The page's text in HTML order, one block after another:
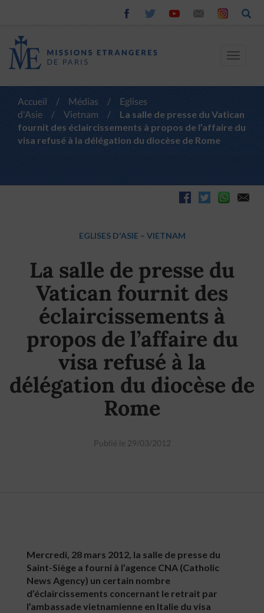
Toggle
Accueil / Médias /
Eglises
d'Asie
/ Vietnam /
La salle de presse du Vatican
fournit des éclaircissements à propos de l’affaire du
visa refusé à la délégation du diocèse de Rome
EGLISES D'ASIE – VIETNAM
La salle de presse du
Vatican fournit des
éclaircissements à
propos de l’affaire du
visa refusé à la
délégation du diocèse de
Rome
Publié le 29/03/2012
Mercredi, 28 mars 2012, la salle de presse du
Saint-Siège a fourni à l’agence CNA (Catholic
News Agency) un certain nombre
d’éclaircissements concernant le retrait par
l’ambassade vietnamienne en Italie du visa